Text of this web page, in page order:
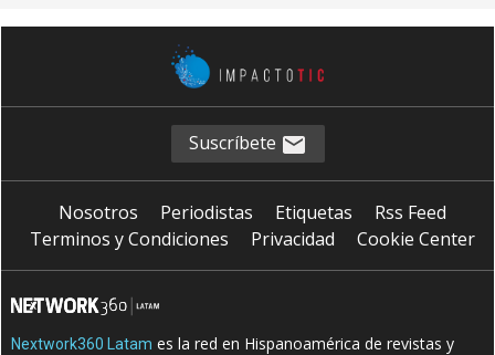
Suscríbete
Nosotros Periodistas Etiquetas
Rss Feed
Terminos y Condiciones
Privacidad Cookie Center
Nextwork360 Latam es la red en Hispanoamérica de revistas y